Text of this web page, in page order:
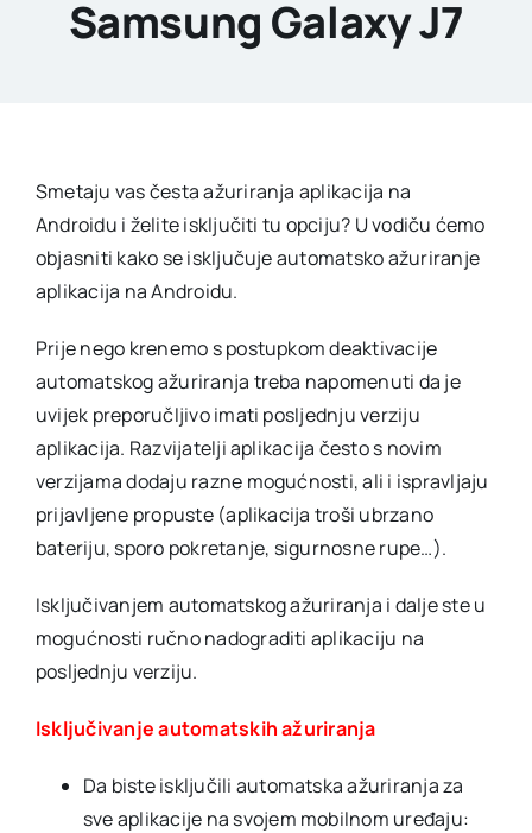
Samsung Galaxy J7
Smetaju vas česta ažuriranja aplikacija na
Androidu i želite isključiti tu opciju? U vodiču ćemo
objasniti kako se isključuje automatsko ažuriranje
aplikacija na Androidu.
Prije nego krenemo s postupkom deaktivacije
automatskog ažuriranja treba napomenuti da je
uvijek preporučljivo imati posljednju verziju
aplikacija. Razvijatelji aplikacija često s novim
verzijama dodaju razne mogućnosti, ali i ispravljaju
prijavljene propuste (aplikacija troši ubrzano
bateriju, sporo pokretanje, sigurnosne rupe…).
Isključivanjem automatskog ažuriranja i dalje ste u
mogućnosti ručno nadograditi aplikaciju na
posljednju verziju.
Isključivanje automatskih ažuriranja
Da biste isključili automatska ažuriranja za
sve aplikacije na svojem mobilnom uređaju: